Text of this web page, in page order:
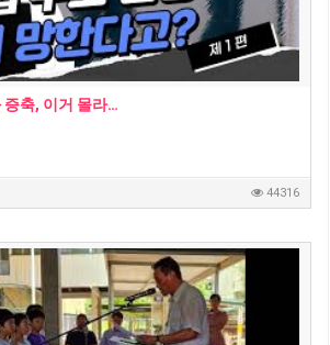
호주 집 구조 변경과 증축, 이거 몰라서 망한다고? - 지니홈즈 부린이 Q&A
44316